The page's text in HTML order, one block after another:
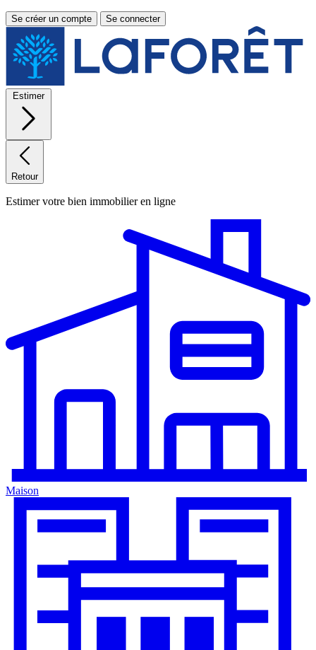
Se créer un compte Se connecter
Estimer
Retour
Estimer votre bien immobilier en ligne
Maison